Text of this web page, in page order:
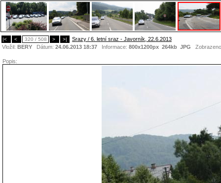
|< < 320 / 508 > >|
Srazy / 6. letní sraz - Javorník, 22.6.2013
Vložil: BERY Dátum: 24.06.2013 18:37 Informace: 800x1200px 264kb JPG
Popis: